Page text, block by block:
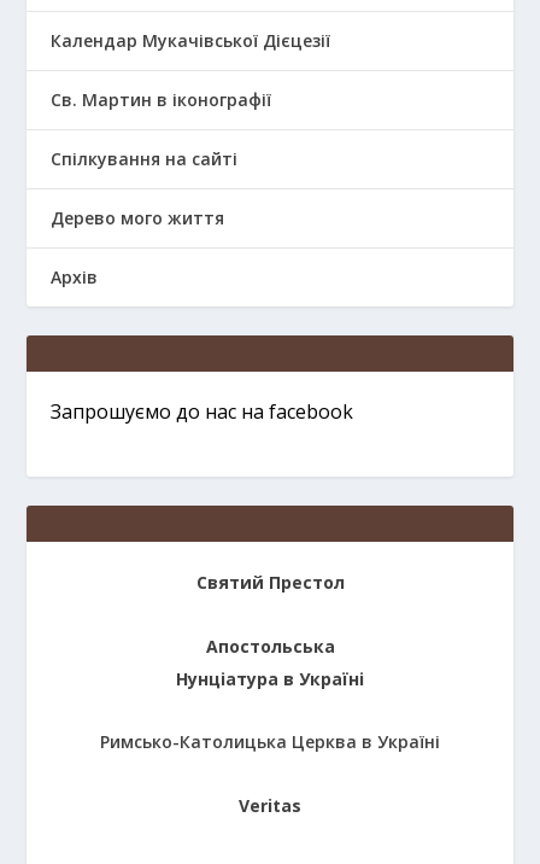
Календар Мукачівської Дієцезії
Св. Мартин в іконографії
Спілкування на сайті
Дерево мого життя
Архів
Запрошуємо до нас на facebook
Святий Престол
Апостольська
Нунціатура в Україні
Римсько-Католицька Церква в Україні
Veritas